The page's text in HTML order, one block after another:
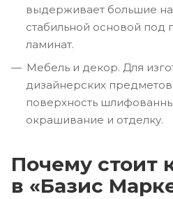
выдерживает большие
стабильной основой под
ламинат.
Мебель и декор. Для
дизайнерских предметов
поверхность
окрашивание и отделку.
Почему стоит
в «Базис